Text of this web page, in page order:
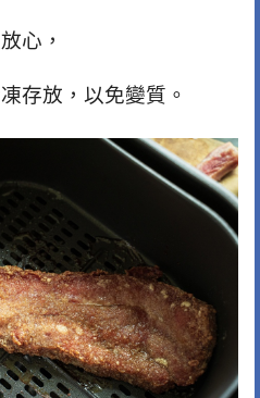
心，
存放，以免變質。